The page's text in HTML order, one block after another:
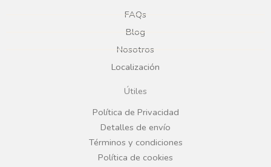
e
b
o
o
k
g
r
a
FAQs
Blog
Nosotros
Localización
Útiles
Política de Privacidad
Detalles de envío
Términos y condiciones
Política de cookies